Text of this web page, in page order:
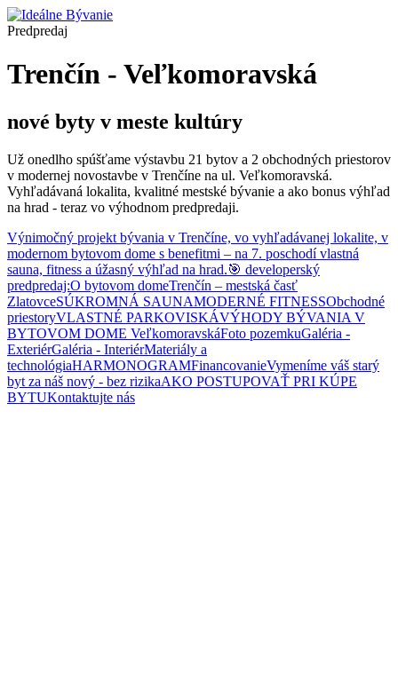
Predpredaj
Trenčín - Veľkomoravská
nové byty v meste kultúry
Už onedlho spúšťame výstavbu 21 bytov a 2 obchodných priestorov
v modernej novostavbe v Trenčíne na ul. Veľkomoravská.
Vyhľadávaná lokalita, kvalitné mestské bývanie a ako bonus výhľad
na hrad - teraz vo výhodnom predpredaji.
Výnimočný projekt bývania v Trenčíne, vo vyhľadávanej lokalite, v
modernom bytovom dome s benefitmi – na 7. poschodí vlastná
sauna, fitness a úžasný výhľad na hrad.🎯 developerský
predpredaj:O bytovom domeTrenčín – mestská časť
ZlatovceSÚKROMNÁ SAUNAMODERNÉ FITNESSObchodné
priestoryVLASTNÉ PARKOVISKÁVÝHODY BÝVANIA V
BYTOVOM DOME VeľkomoravskáFoto pozemkuGaléria -
ExteriérGaléria - InteriérMateriály a
technológiaHARMONOGRAMFinancovanieVymeníme váš starý
byt za náš nový - bez rizikaAKO POSTUPOVAŤ PRI KÚPE
BYTUKontaktujte nás